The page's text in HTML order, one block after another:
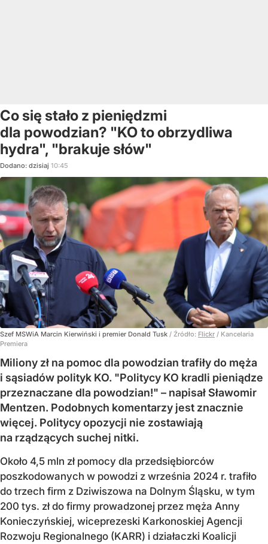
Co się stało z pieniędzmi
dla powodzian? "KO to obrzydliwa
hydra", "brakuje słów"
Dodano: dzisiaj 10:45
Szef MSWiA Marcin Kierwiński i premier Donald Tusk / Źródło: Flickr / Kancelaria
Premiera
Miliony zł na pomoc dla powodzian trafiły do męża
i sąsiadów polityk KO. "Politycy KO kradli pieniądze
przeznaczane dla powodzian!" – napisał Sławomir
Mentzen. Podobnych komentarzy jest znacznie
więcej. Politycy opozycji nie zostawiają
na rządzących suchej nitki.
Około 4,5 mln zł pomocy dla przedsiębiorców
poszkodowanych w powodzi z września 2024 r. trafiło
do trzech firm z Dziwiszowa na Dolnym Śląsku, w tym
200 tys. zł do firmy prowadzonej przez męża Anny
Konieczyńskiej, wiceprezeski Karkonoskiej Agencji
Rozwoju Regionalnego (KARR) i działaczki Koalicji